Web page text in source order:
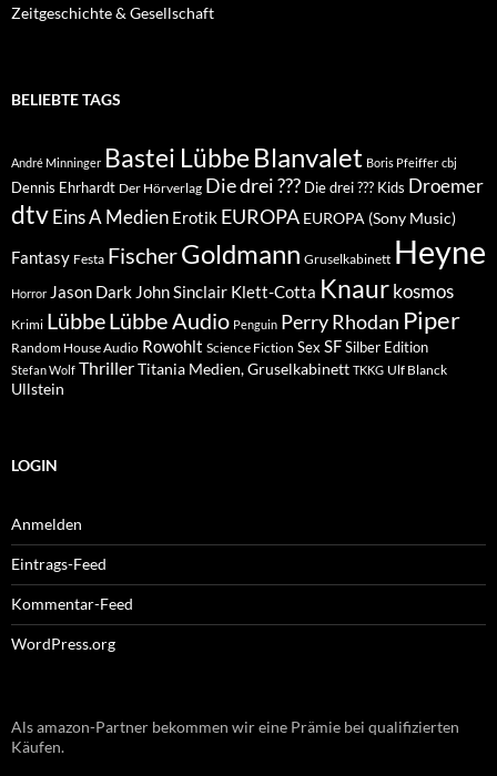
Zeitgeschichte & Gesellschaft
BELIEBTE TAGS
André Minninger Bastei Lübbe Blanvalet Boris Pfeiffer cbj
Dennis Ehrhardt Der Hörverlag Die drei ??? Die drei ??? Kids Droemer
dtvEins A Medien Erotik EUROPA EUROPA (Sony Music)
Fantasy Festa FischerGoldmann Gruselkabinett Heyne
Horror Jason Dark John Sinclair Klett-Cotta Knaur kosmos
Krimi LübbeLübbe Audio Penguin Perry Rhodan Piper
Random House Audio Rowohlt Science Fiction Sex SFSilber Edition
Stefan Wolf ThrillerTitania Medien, Gruselkabinett TKKG Ulf Blanck
Ullstein
LOGIN
Anmelden
Eintrags-Feed
Kommentar-Feed
WordPress.org
Als amazon-Partner bekommen wir eine Prämie bei qualifizierten
Käufen.